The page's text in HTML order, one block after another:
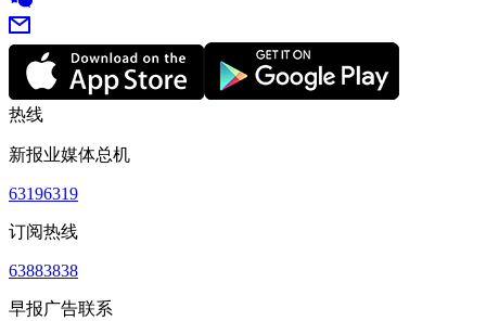
热线
新报业媒体总机
63196319
订阅热线
63883838
早报广告联系